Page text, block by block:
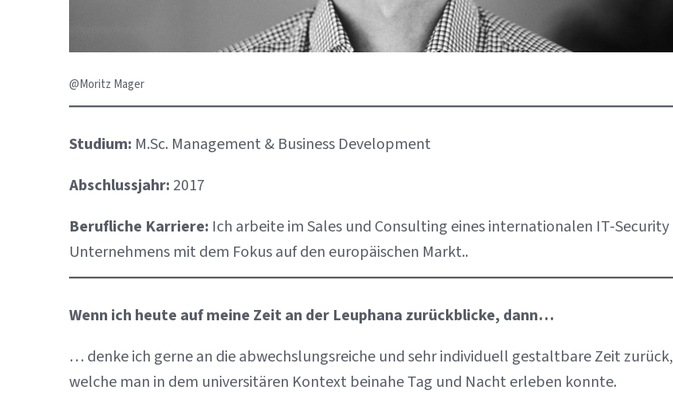
@Moritz Mager
Studium: M.Sc. Management & Business Development
Abschlussjahr: 2017
Berufliche Karriere: Ich arbeite im Sales und Consulting eines internationalen IT-Security
Unternehmens mit dem Fokus auf den europäischen Markt..
Wenn ich heute auf meine Zeit an der Leuphana zurückblicke, dann…
… denke ich gerne an die abwechslungsreiche und sehr individuell gestaltbare Zeit zurück,
welche man in dem universitären Kontext beinahe Tag und Nacht erleben konnte.